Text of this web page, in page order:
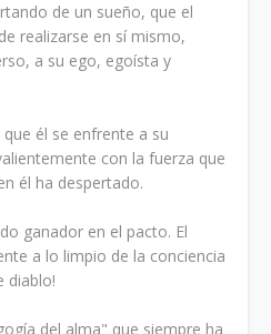
de un sueño, que el
realizarse en sí mismo,
a su ego, egoísta y
él se enfrente a su
con la fuerza que
él ha despertado.
ganador en el pacto. El
a lo limpio de la conciencia
diablo!
del alma" que siempre ha